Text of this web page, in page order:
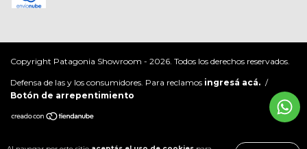
Copyright Patagonia Showroom - 2026. Todos los derechos reservados.
Defensa de las y los consumidores. Para reclamos ingresá acá. /
Botón de arrepentimiento